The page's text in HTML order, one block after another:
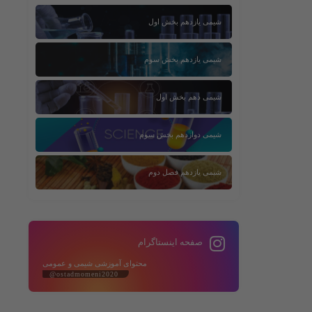
شیمی یازدهم بخش اول
شیمی یازدهم بخش سوم
شیمی دهم بخش اول
شیمی دوازدهم بخش سوم
شیمی یازدهم فصل دوم
صفحه اینستاگرام
محتوای آموزشی شیمی و عمومی
@ostadmomeni2020